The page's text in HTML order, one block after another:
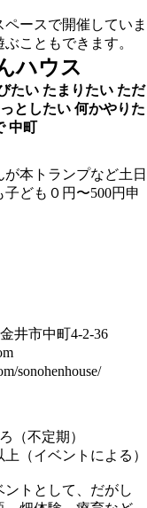
ースで開催していま
こともできます。
ハウス
たい たまりたい ただ
としたい 何かやりた
中町
が本 トランプなど土日
子ども０円 〜500円 申
井市中町4-2-36
sonohenhouse/
（不定期）
（イベントによる）
トとして、だがし